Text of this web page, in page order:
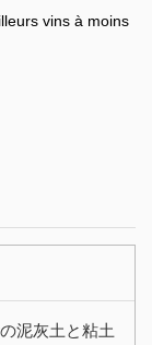
vins à moins
泥灰土と粘土